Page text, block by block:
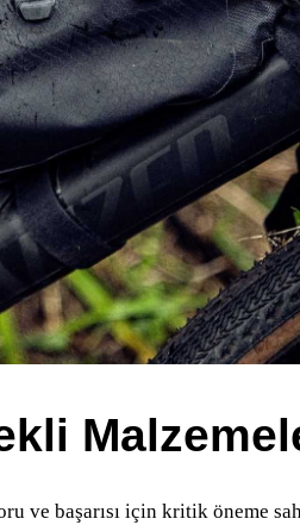
ve başarısı için kritik öneme